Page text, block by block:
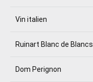
Vin italien
Ruinart Blanc de Blancs
Dom Perignon